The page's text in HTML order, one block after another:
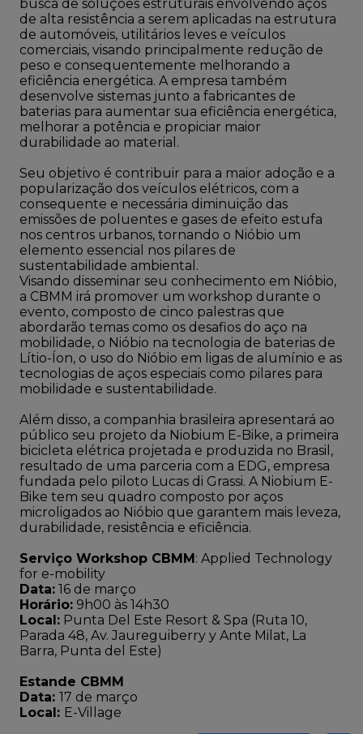
busca de soluções estruturais envolvendo aços
de alta resistência a serem aplicadas na estrutura
de automóveis, utilitários leves e veículos
comerciais, visando principalmente redução de
peso e consequentemente melhorando a
eficiência energética. A empresa também
desenvolve sistemas junto a fabricantes de
baterias para aumentar sua eficiência energética,
melhorar a potência e propiciar maior
durabilidade ao material.
Seu objetivo é contribuir para a maior adoção e a
popularização dos veículos elétricos, com a
consequente e necessária diminuição das
emissões de poluentes e gases de efeito estufa
nos centros urbanos, tornando o Nióbio um
elemento essencial nos pilares de
sustentabilidade ambiental.
Visando disseminar seu conhecimento em Nióbio,
a CBMM irá promover um workshop durante o
evento, composto de cinco palestras que
abordarão temas como os desafios do aço na
mobilidade, o Nióbio na tecnologia de baterias de
Lítio-Íon, o uso do Nióbio em ligas de alumínio e as
tecnologias de aços especiais como pilares para
mobilidade e sustentabilidade.
Além disso, a companhia brasileira apresentará ao
público seu projeto da Niobium E-Bike, a primeira
bicicleta elétrica projetada e produzida no Brasil,
resultado de uma parceria com a EDG, empresa
fundada pelo piloto Lucas di Grassi. A Niobium E-
Bike tem seu quadro composto por aços
microligados ao Nióbio que garantem mais leveza,
durabilidade, resistência e eficiência.
Serviço Workshop CBMM: Applied Technology
for e-mobility
Data: 16 de março
Horário: 9h00 às 14h30
Local: Punta Del Este Resort & Spa (Ruta 10,
Parada 48, Av. Jaureguiberry y Ante Milat, La
Barra, Punta del Este)
Estande CBMM
Data: 17 de março
Local: E-Village